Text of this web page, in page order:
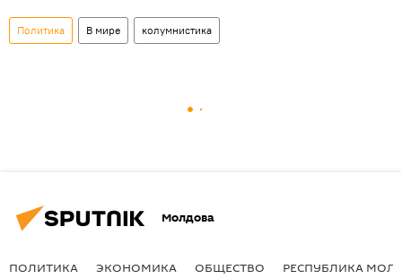
Политика В мире колумнистика
Молдова
ПОЛИТИКА ЭКОНОМИКА ОБЩЕСТВО РЕСПУБЛИКА